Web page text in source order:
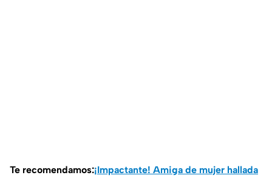
Te recomendamos:¡Impactante! Amiga de mujer hallada